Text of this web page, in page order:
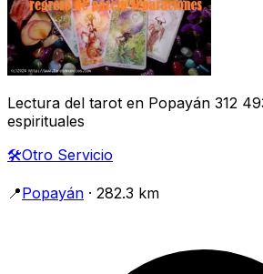
Lectura del tarot en Popayán 312
espirituales
🛠️Otro Servicio
📍Popayán · 282.3 km